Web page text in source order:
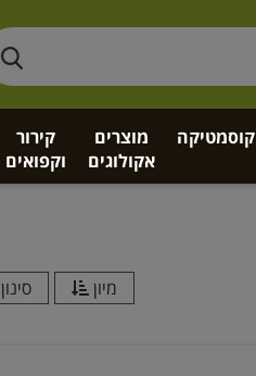
קוסמטיקה
מוצרים
אקולוגים
קירור
וקפואים
סינון מיון